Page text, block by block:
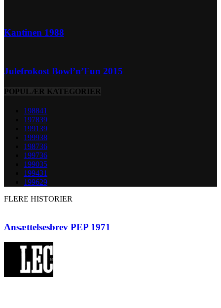
Kantinen 1988
Julefrokost Bowl’n’Fun 2015
POPULÆR KATEGORIER
198841
197839
199139
199938
198736
199736
199035
199431
199629
FLERE HISTORIER
Ansættelsesbrev PEP 1971